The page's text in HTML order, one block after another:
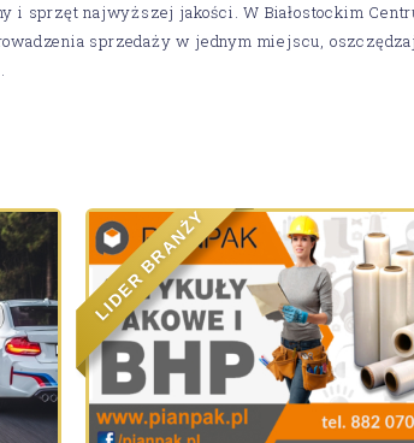
i sprzęt najwyższej jakości. W Białostockim
sprzedaży w jednym miejscu,
LI
DER
B
RANŻ
Y